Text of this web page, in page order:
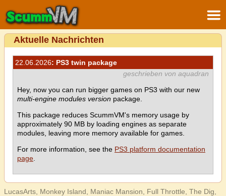
Aktuelle Nachrichten
22.06.2026: PS3 twin package
geschrieben von aquadran
Hey, now you can run bigger games on PS3 with our new
multi-engine modules version package.
This package reduces ScummVM's memory usage by
approximately 90 MB by loading engines as separate
modules, leaving more memory available for games.
For more information, see the PS3 platform documentation
page
LucasArts, Monkey Island, Maniac Mansion, Full Throttle, The Dig,